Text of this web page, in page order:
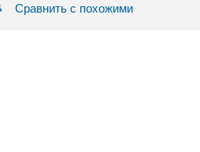
Сравнить с похожими